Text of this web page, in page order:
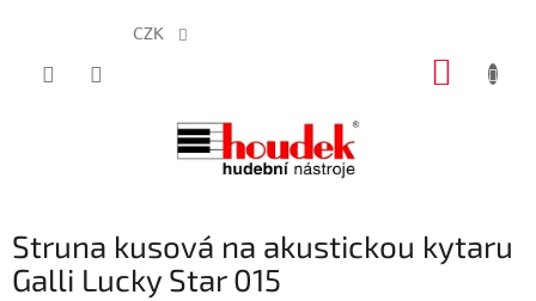
CZK
Struna kusová na akustickou kytaru
Galli Lucky Star 015